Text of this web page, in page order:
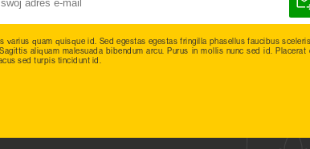
varius quam quisque id. Sed egestas egestas fringilla phasellus faucibus
aliquam malesuada bibendum arcu. Purus in mollis nunc sed id. Placerat
sed turpis tincidunt id.